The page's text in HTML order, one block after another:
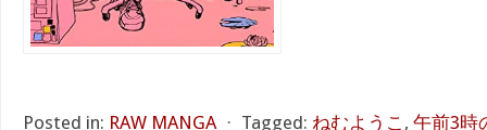
Posted in: RAW MANGA ⋅ Tagged: ねむようこ , 午前3時